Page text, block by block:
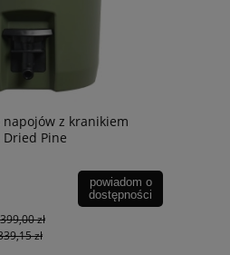
z kranikiem
Dried Pine
399,00 zł
zł
powiadom o
dostępności